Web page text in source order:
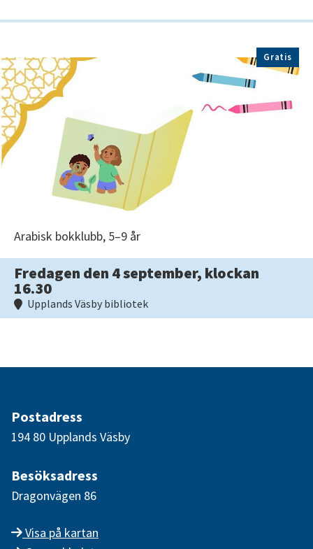
Gratis
Arabisk bokklubb, 5–9 år
Fredagen den 4 september, klockan
16.30
Upplands Väsby bibliotek
Postadress
194 80 Upplands Väsby
Besöksadress
Dragonvägen 86
Visa på kartan